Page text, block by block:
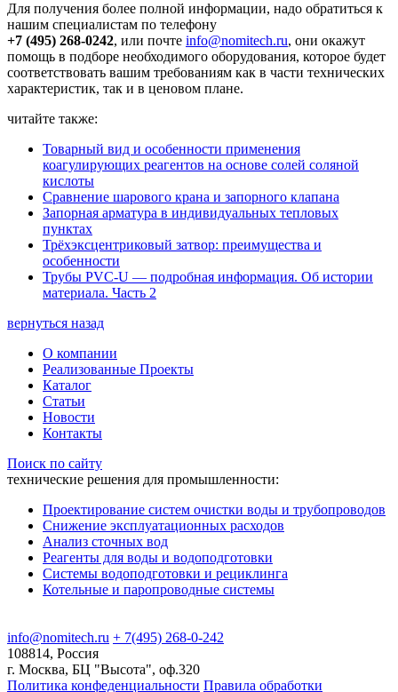
Для получения более полной информации, надо обратиться к
нашим специалистам по телефону
+7 (495) 268-0242, или почте info@nomitech.ru, они окажут
помощь в подборе необходимого оборудования, которое будет
соответствовать вашим требованиям как в части технических
характеристик, так и в ценовом плане.
читайте также:
Товарный вид и особенности применения
коагулирующих реагентов на основе солей соляной
кислоты
Сравнение шарового крана и запорного клапана
Запорная арматура в индивидуальных тепловых
пунктах
Трёхэксцентриковый затвор: преимущества и
особенности
Трубы PVC-U — подробная информация. Об истории
материала. Часть 2
вернуться назад
О компании
Реализованные Проекты
Каталог
Статьи
Новости
Контакты
Поиск по сайту
технические решения для промышленности:
Проектирование систем очистки воды и трубопроводов
Снижение эксплуатационных расходов
Анализ сточных вод
Реагенты для воды и водоподготовки
Системы водоподготовки и рециклинга
Котельные и паропроводные системы
info@nomitech.ru + 7(495) 268-0-242
108814, Россия
г. Москва, БЦ "Высота", оф.320
Политика конфеденциальности Правила обработки